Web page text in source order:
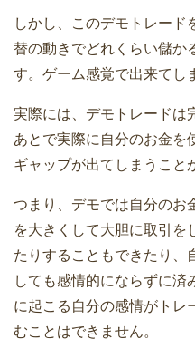
しかし、このデモトレード
替の動きでどれくらい儲か
す。ゲーム感覚で出来てし
実際には、デモトレードは
あとで実際に自分のお金を
ギャップが出てしまうこと
つまり、デモでは自分のお
を大きくして大胆に取引を
たりすることもできたり、
しても感情的にならずに済
に起こる自分の感情がトレ
むことはできません。